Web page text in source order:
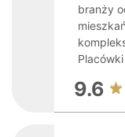
branży
Placówki
9.6